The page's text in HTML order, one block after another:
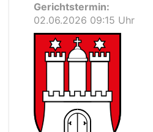
Gerichtstermin:
02.06.2026 09:15 Uhr